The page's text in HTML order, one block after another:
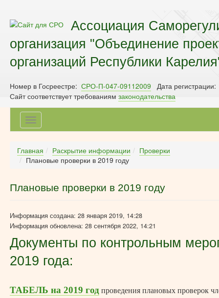
Ассоциация
организация "Объединение
организаций Республики
Номер в Госреестре: СРО-П-047-09112009 Дата
Сайт соответствует требованиям законодательства
Toggle
navigation
Главная
Раскрытие информации
Проверки
Плановые проверки в 2019 году
Плановые проверки в 2019 году
Информация создана: 28 января 2019, 14:28
Информация обновлена: 28 сентября 2022, 14:21
Документы по контрольным
2019 года:
ТАБЕЛЬ на 2019 год проведения плановых проверок